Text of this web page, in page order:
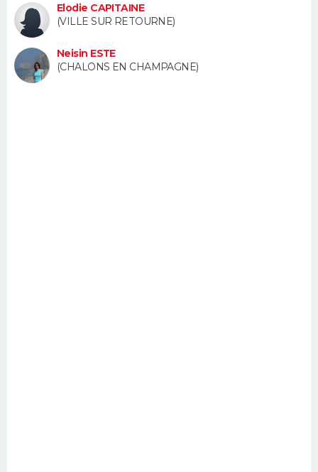
FORUM
Bricolage
Lifestyle
Culture
Sport
Auto
Television
Voyage
Cinema
Elodie CAPITAINE
(VILLE SUR RETOURNE)
Neisin ESTE
(CHALONS EN CHAMPAGNE)